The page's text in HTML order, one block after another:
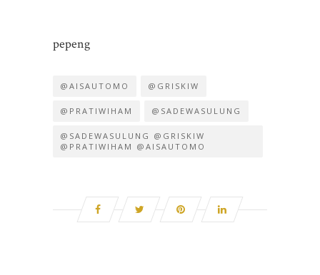
pepeng
@AISAUTOMO @GRISKIW
@PRATIWIHAM @SADEWASULUNG
@SADEWASULUNG @GRISKIW
@PRATIWIHAM @AISAUTOMO